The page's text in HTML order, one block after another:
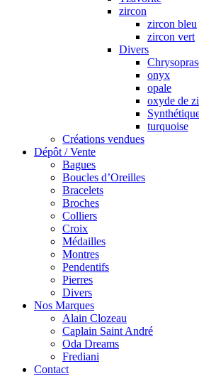
zircon
zircon bleu
zircon vert
Divers
onyx
opale
oxyde de
turquoise
Créations vendues
Dépôt / Vente
Bagues
Boucles d’Oreilles
Bracelets
Broches
Colliers
Croix
Médailles
Montres
Pendentifs
Pierres
Divers
Nos Marques
Alain Clozeau
Caplain Saint André
Oda Dreams
Frediani
Contact